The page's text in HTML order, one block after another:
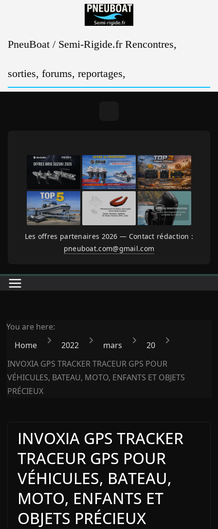
PneuBoat / Semi-Rigide.fr Rencontres,
sorties, forums, reportages,
Les offres partenaires 2026 — Contact rédaction :
pneuboat.com@gmail.com
You are here:
Home
2022 mars
20
INVOXIA GPS TRACKER TRACEUR GPS POUR
VÉHICULES, BATEAU, MOTO, ENFANTS ET OBJETS
PRÉCIEUX
INVOXIA GPS TRACKER
TRACEUR GPS POUR
VÉHICULES, BATEAU,
MOTO, ENFANTS ET
OBJETS PRÉCIEUX